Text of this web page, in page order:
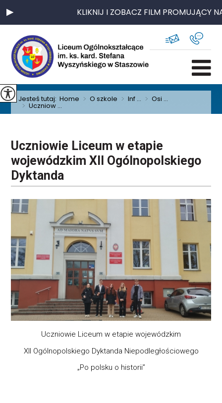
KLIKNIJ I ZOBACZ FILM PROMUJĄCY
Jesteś tutaj:Home > O szkole > Inf ... > Osi ...
> Uczniow ...
Uczniowie Liceum w etapie
wojewódzkim XII Ogólnopolskiego
Dyktanda
Uczniowie Liceum w etapie wojewódzkim
XII Ogólnopolskiego Dyktanda Niepodległościowego
„Po polsku o historii”